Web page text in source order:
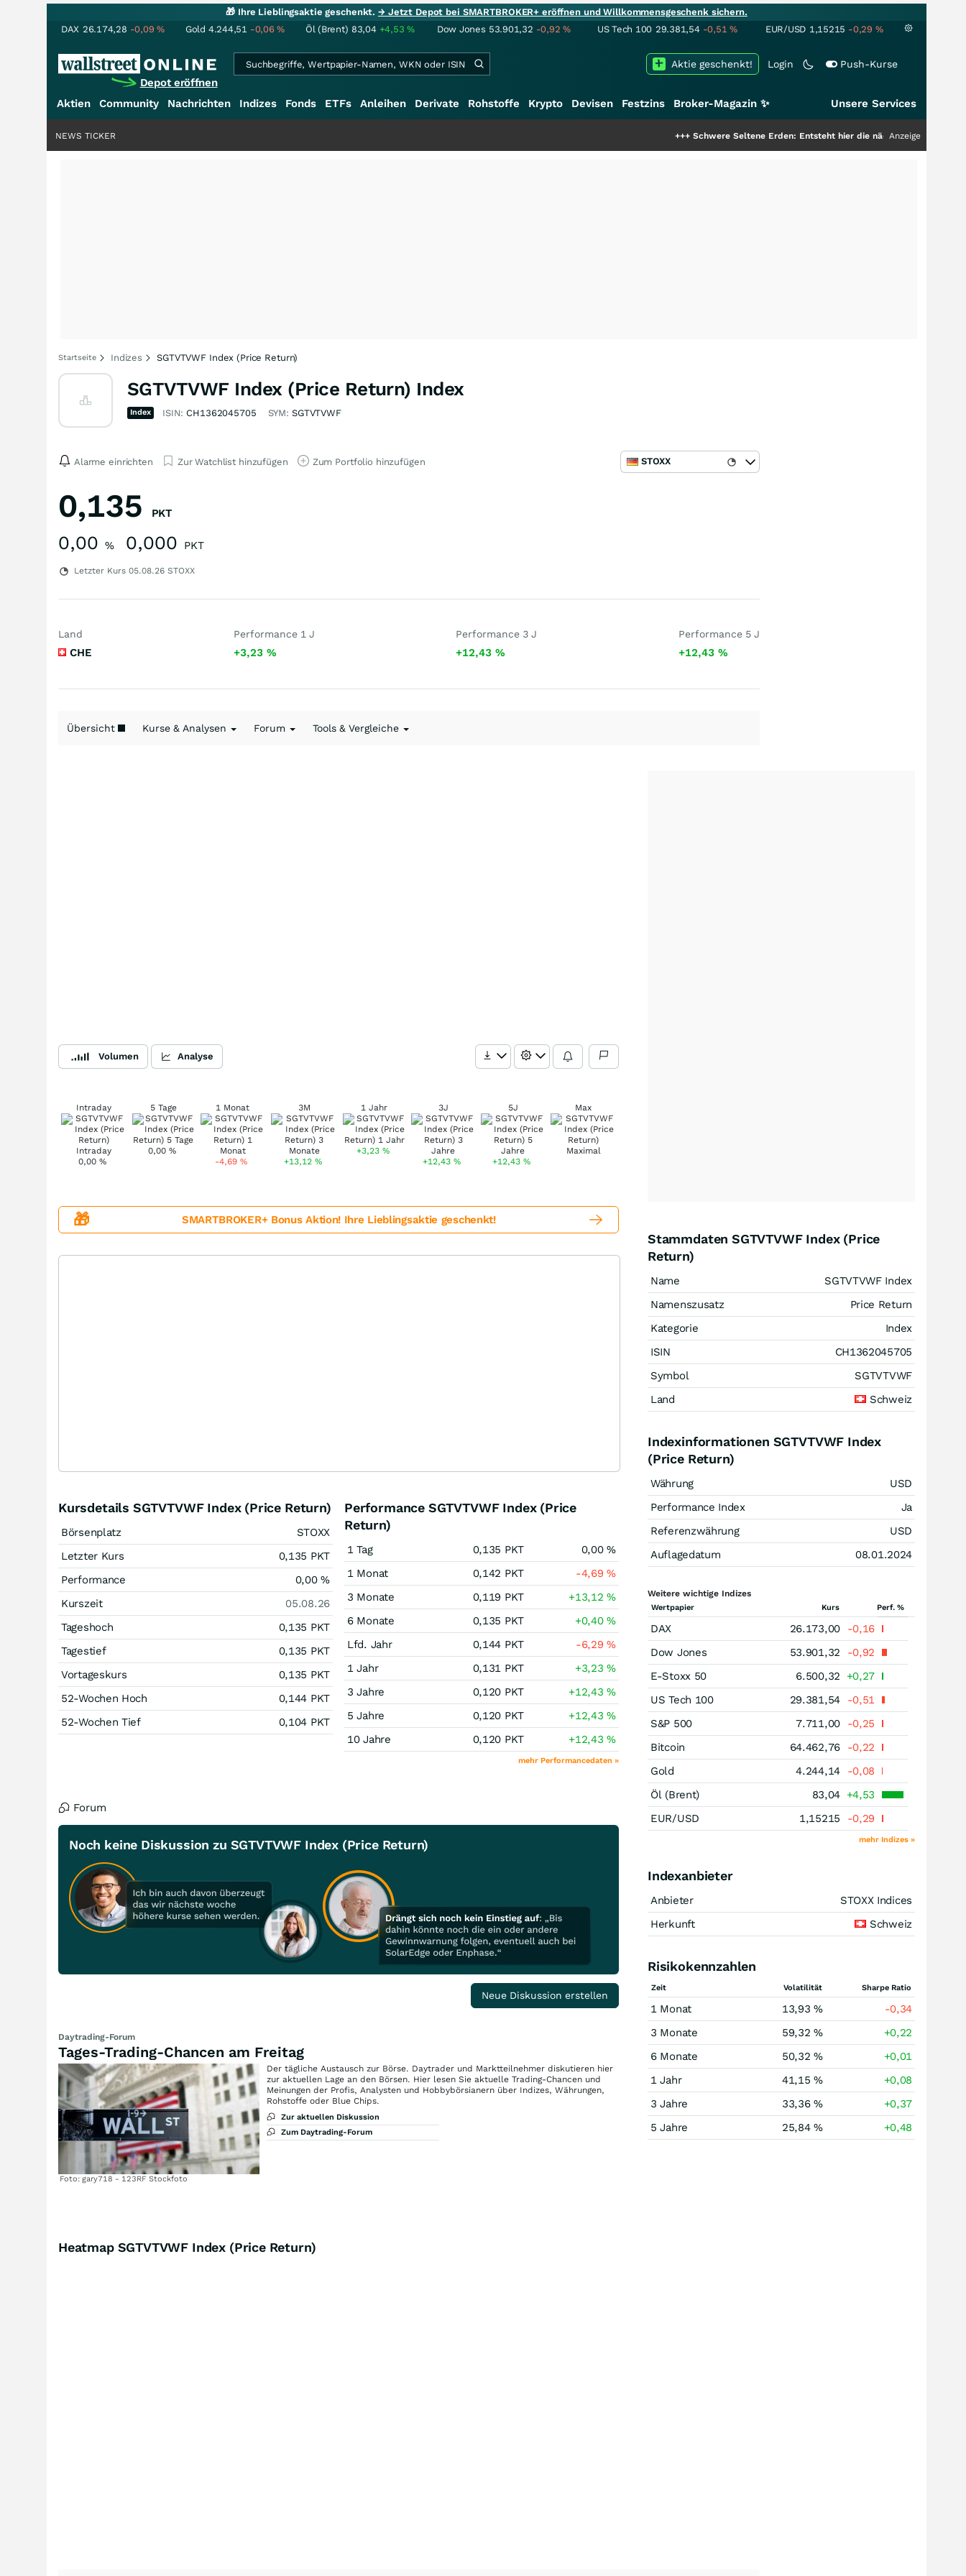
🎁 Ihre Lieblingsaktie geschenkt.→ Jetzt Depot bei SMARTBROKER+ eröffnen und Willkommensgeschenk sichern.
DAX 26.174,28 -0,09% Gold 4.244,51 -0,06% Öl (Brent) 83,04 +4,53% Dow Jones 53.901,32 -0,92% US Tech 100 29.381,54 -0,51% EUR/USD 1,15215 -0,29 %
Depot eröffnen
Login Push-Kurse
Aktie geschenkt!
Aktien Community Nachrichten Indizes Fonds ETFs Anleihen Derivate Rohstoffe Krypto Devisen Festzins Broker-Magazin ✨ Unsere Services
Schwere Seltene Erden: Entsteht hier die nächste Milliardenstory?
Anzeige
NEWS TICKER
Startseite Indizes SGTVTVWF Index (Price Return)
SGTVTVWF Index (Price Return) Index
Index ISIN: CH1362045705 SYM: SGTVTVWF
Alarme einrichten Zur Watchlist hinzufügen Zum Portfolio hinzufügen STOXX
0,135 PKT
0,00 % 0,000 PKT
Letzter Kurs 05.08.26 STOXX
Land
CHE
Performance 1 J
+3,23 %
Performance 3 J
+12,43%
Performance 5 J
+12,43 %
Übersicht Kurse & Analysen Forum Tools & Vergleiche
Volumen Analyse
Intraday
0,00 %
5 Tage
0,00 %
1 Monat
-4,69%
3M
+13,12 %
1 Jahr
+3,23 %
3J
+12,43%
5J
+12,43%
Max
🎁 SMARTBROKER+ Bonus Aktion! Ihre Lieblingsaktie geschenkt!
Kursdetails SGTVTVWF Index (Price Return)
Börsenplatz
STOXX
Letzter Kurs
0,135 PKT
Performance
0,00%
Kurszeit
05.08.26
Tageshoch
0,135 PKT
Tagestief
0,135 PKT
Vortageskurs
0,135 PKT
52-Wochen Hoch
0,144 PKT
52-Wochen Tief
0,104 PKT
Performance SGTVTVWF Index (Price
Return)
1 Tag 0,135 PKT 0,00%
1 Monat
0,142 PKT -4,69%
3 Monate
0,119 PKT +13,12%
6 Monate
0,135 PKT +0,40%
Lfd. Jahr
0,144 PKT -6,29%
1 Jahr
0,131 PKT +3,23%
3 Jahre
0,120 PKT +12,43%
5 Jahre
0,120 PKT +12,43%
10 Jahre
0,120 PKT +12,43%
mehr Performancedaten »
Forum
Noch keine Diskussion zu SGTVTVWF Index (Price Return)
Neue Diskussion erstellen
Daytrading-Forum
Tages-Trading-Chancen am Freitag
Foto: gary718 - 123RF Stockfoto
Der tägliche Austausch zur Börse. Daytrader und Marktteilnehmer diskutieren hier
zur aktuellen Lage an den Börsen. Hier lesen Sie aktuelle Trading-Chancen und
Meinungen der Profis, Analysten und Hobbybörsianern über Indizes, Währungen,
Rohstoffe oder Blue Chips.
Zur aktuellen Diskussion
Zum Daytrading-Forum
Stammdaten SGTVTVWF Index (Price
Return)
Name
SGTVTVWF Index
Namenszusatz
Price Return
Kategorie
Index
ISIN
CH1362045705
Symbol
SGTVTVWF
Land
Schweiz
Indexinformationen SGTVTVWF Index
(Price Return)
Währung
USD
Performance Index
Ja
Referenzwährung
USD
Auflagedatum
08.01.2024
Weitere wichtige Indizes
Wertpapier Kurs Perf. %
DAX 26.173,00
-0,16
Dow Jones
53.901,32
-0,92
E-Stoxx 50
6.500,32
+0,27
US Tech 100
29.381,54
-0,51
S&P 500
7.711,00
-0,25
Bitcoin
64.462,76
-0,22
Gold
4.244,14
-0,08
Öl (Brent)
83,04 +4,53
EUR/USD
1,15215 -0,29
mehr Indizes »
Indexanbieter
Anbieter
STOXX Indices
Herkunft
Schweiz
Risikokennzahlen
Zeit Volatilität Sharpe Ratio
1 Monat 13,93 %
-0,34
3 Monate
59,32 %
+0,22
6 Monate
50,32 %
+0,01
1 Jahr
41,15 %
+0,08
3 Jahre
33,36 %
+0,37
5 Jahre
25,84 % +0,48
Heatmap SGTVTVWF Index (Price Return)